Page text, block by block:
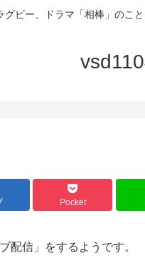
グビー、ドラマ「相棒」のこ
Pocket
配信」をするようです。